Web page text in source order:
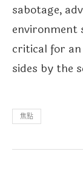
sabotage,
environment
critical for
sides by the
焦點